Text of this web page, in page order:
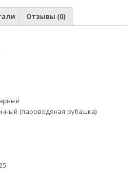
Отзывы (0)
(пароводяная рубашка)